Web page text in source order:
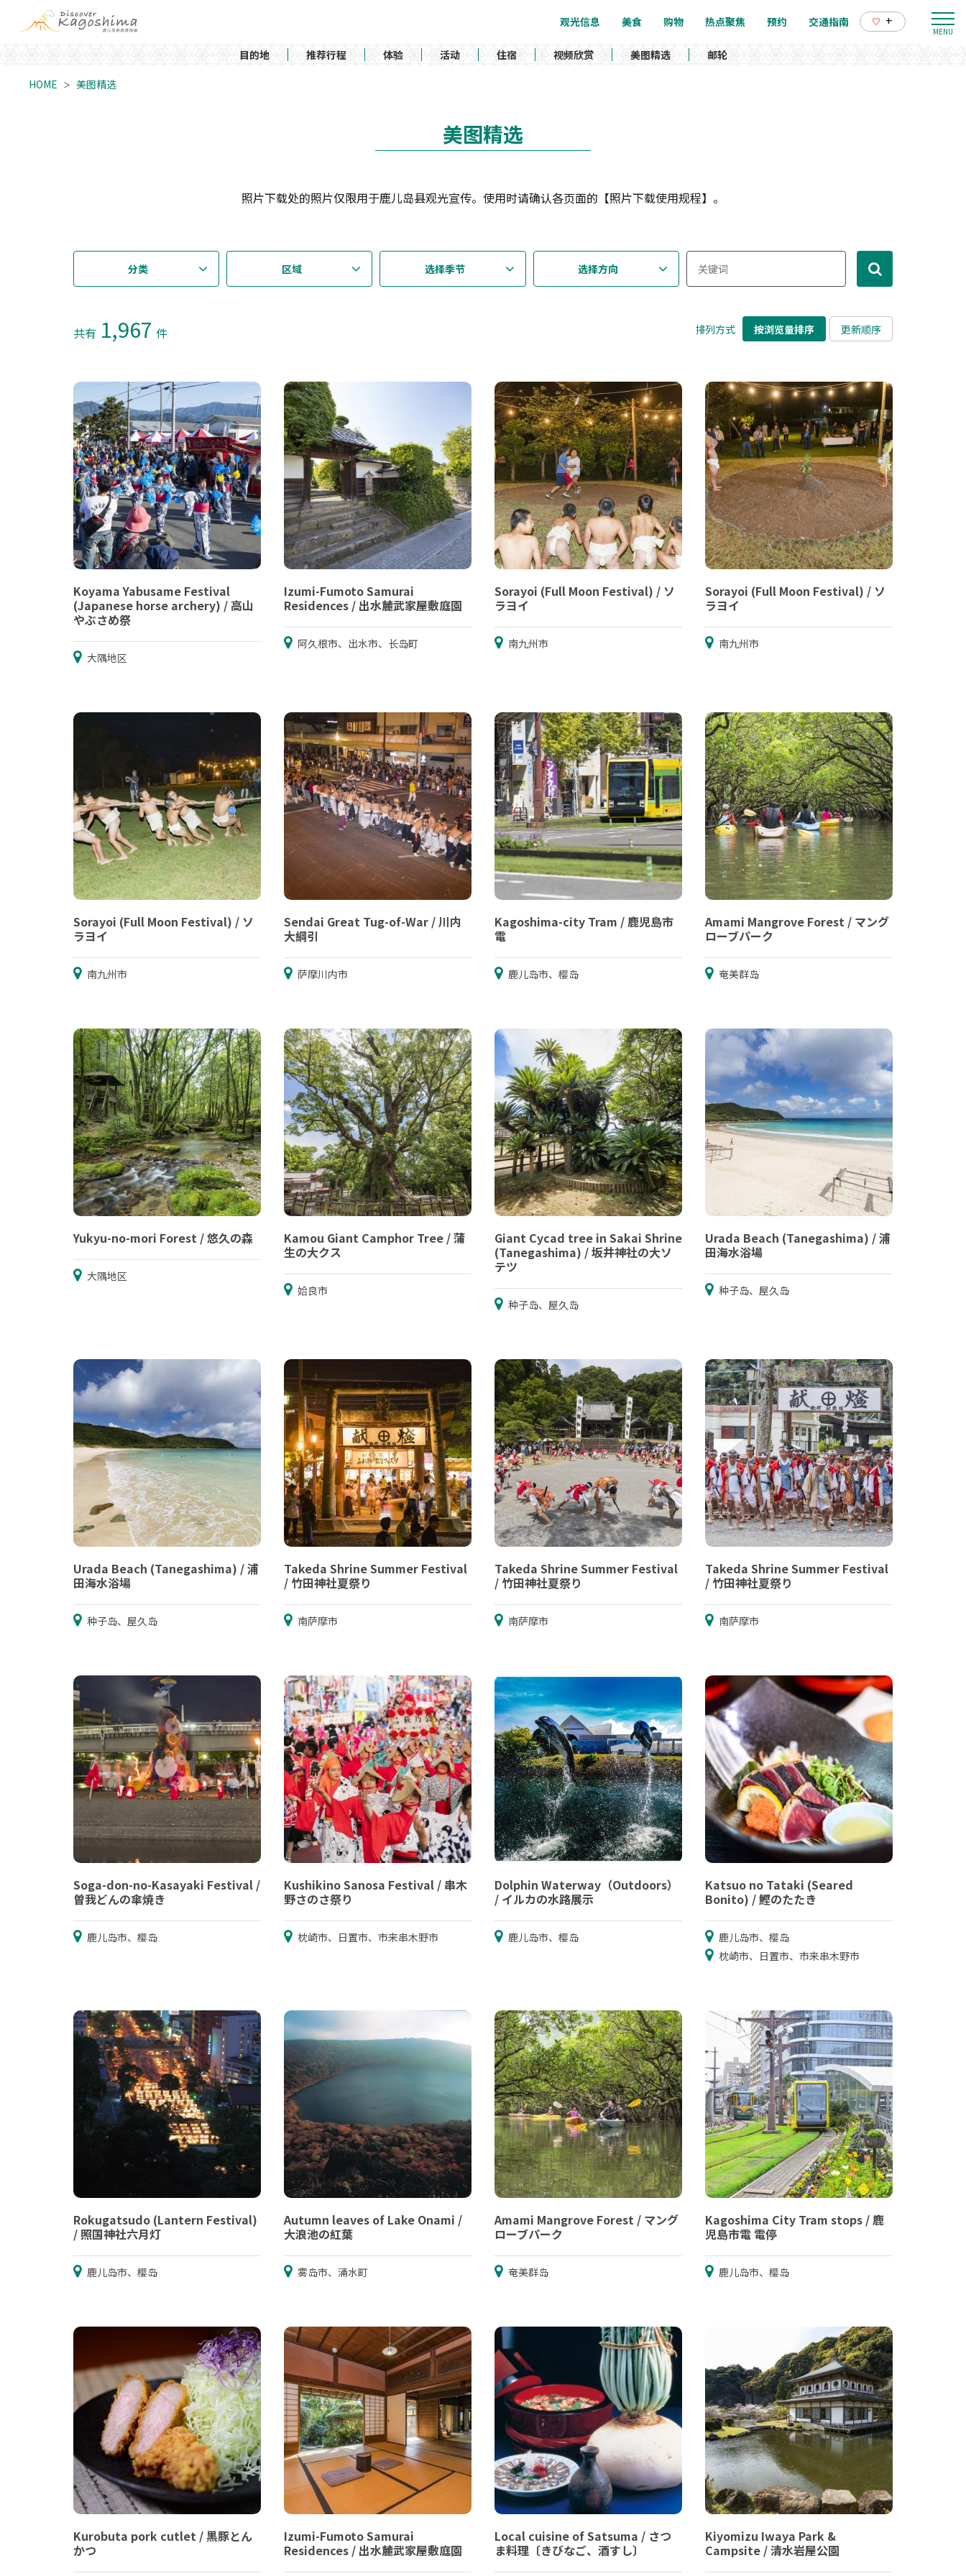
观光信息 美食 购物 热点聚焦 预约 交通指南 +
目的地 推荐行程 体验 活动 住宿 视频欣赏 美图精选 邮轮
HOME 美图精选
美图精选
照片下载处的照片仅限用于鹿儿岛县观光宣传。使用时请确认各页面的【照片下载使用规程】。
分类 区域 选择季节 选择方向
共有 1,967 件 排列方式 按浏览量排序 更新顺序
Koyama Yabusame Festival
(Japanese horse archery) / 高山
やぶさめ祭
大隅地区
Izumi-Fumoto Samurai
Residences / 出水麓武家屋敷庭園
阿久根市、出水市、长岛町
Sorayoi (Full Moon Festival) / ソ
ラヨイ
南九州市
Sorayoi (Full Moon Festival) / ソ
ラヨイ
南九州市
Sorayoi (Full Moon Festival) / ソ
ラヨイ
南九州市
Sendai Great Tug-of-War / 川内
大綱引
萨摩川内市
Kagoshima-city Tram / 鹿児島市
電
鹿儿岛市、樱岛
Amami Mangrove Forest / マング
ローブパーク
奄美群岛
Yukyu-no-mori Forest / 悠久の森
大隅地区
Kamou Giant Camphor Tree / 蒲
生の大クス
姶良市
Giant Cycad tree in Sakai Shrine
(Tanegashima) / 坂井神社の大ソ
テツ
种子岛、屋久岛
Urada Beach (Tanegashima) / 浦
田海水浴場
种子岛、屋久岛
Urada Beach (Tanegashima) / 浦
田海水浴場
种子岛、屋久岛
Takeda Shrine Summer Festival
/ 竹田神社夏祭り
南萨摩市
Takeda Shrine Summer Festival
/ 竹田神社夏祭り
南萨摩市
Takeda Shrine Summer Festival
/ 竹田神社夏祭り
南萨摩市
Soga-don-no-Kasayaki Festival /
曽我どんの傘焼き
鹿儿岛市、樱岛
Kushikino Sanosa Festival / 串木
野さのさ祭り
枕崎市、日置市、市来串木野市
Dolphin Waterway（Outdoors）
/ イルカの水路展示
鹿儿岛市、樱岛
Katsuo no Tataki (Seared
Bonito) / 鰹のたたき
鹿儿岛市、樱岛
枕崎市、日置市、市来串木野市
Rokugatsudo (Lantern Festival)
/ 照国神社六月灯
鹿儿岛市、樱岛
Autumn leaves of Lake Onami /
大浪池の紅葉
雾岛市、涌水町
Amami Mangrove Forest / マング
ローブパーク
奄美群岛
Kagoshima City Tram stops / 鹿
児島市電 電停
鹿儿岛市、樱岛
Kurobuta pork cutlet / 黒豚とん
かつ
Izumi-Fumoto Samurai
Residences / 出水麓武家屋敷庭園
Local cuisine of Satsuma / さつ
ま料理〔きびなご、酒すし〕
Kiyomizu Iwaya Park &
Campsite / 清水岩屋公園